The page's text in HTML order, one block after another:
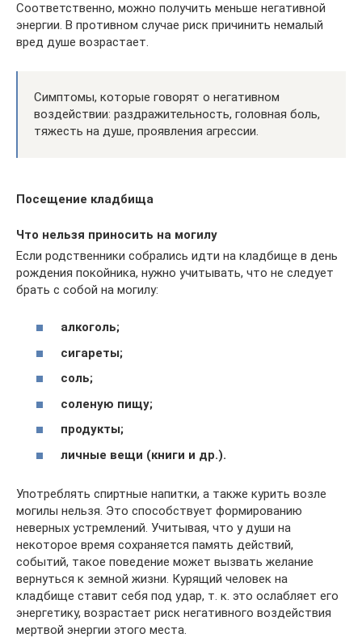
Соответственно, можно получить меньше негативной
энергии. В противном случае риск причинить немалый
вред душе возрастает.
Симптомы, которые говорят о негативном
воздействии: раздражительность, головная боль,
тяжесть на душе, проявления агрессии.
Посещение кладбища
Что нельзя приносить на могилу
Если родственники собрались идти на кладбище в день
рождения покойника, нужно учитывать, что не следует
брать с собой на могилу:
алкоголь;
сигареты;
соль;
соленую пищу;
продукты;
личные вещи (книги и др.).
Употреблять спиртные напитки, а также курить возле
могилы нельзя. Это способствует формированию
неверных устремлений. Учитывая, что у души на
некоторое время сохраняется память действий,
событий, такое поведение может вызвать желание
вернуться к земной жизни. Курящий человек на
кладбище ставит себя под удар, т. к. это ослабляет его
энергетику, возрастает риск негативного воздействия
мертвой энергии этого места.